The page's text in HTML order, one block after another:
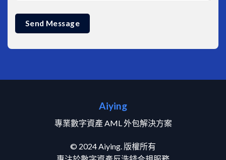
Aiying
專業數字資產 AML 外包解決方案
© 2024 Aiying. 版權所有